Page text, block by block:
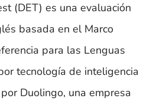
(DET) es una evaluación
basada en el Marco
para las Lenguas
tecnología de inteligencia
Duolingo, una empresa